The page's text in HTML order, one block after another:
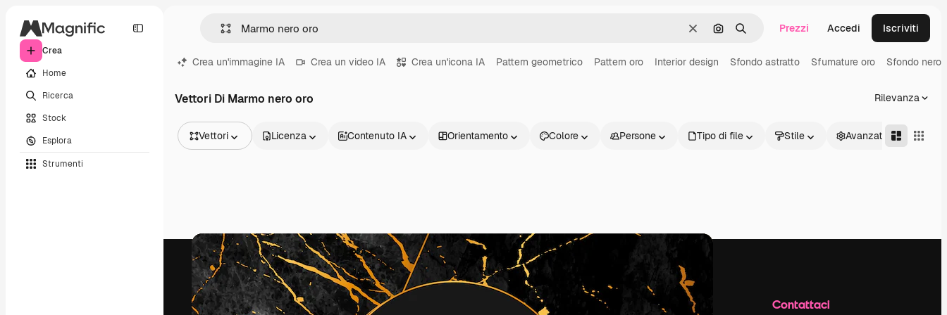
Crea
Home
Ricerca
Stock
Esplora
Strumenti
CancellaCerca per immagine
Ricerca Prezzi Accedi Iscriviti
Crea un'immagine IA Crea un video IA Crea un'icona IA Pattern geometrico Pattern oro Interior design Sfondo astratto Sfumature oro Sfondo nero
Vettori Di Marmo nero oro Rilevanza
Vettori
Video
Clip video
Motion graphic
Modelli di video
Icone
Modelli 3D
Font
Licenza Contenuto IA Orientamento Colore Persone Tipo di file Stile Avanzate
Inizia Azienda Contattaci